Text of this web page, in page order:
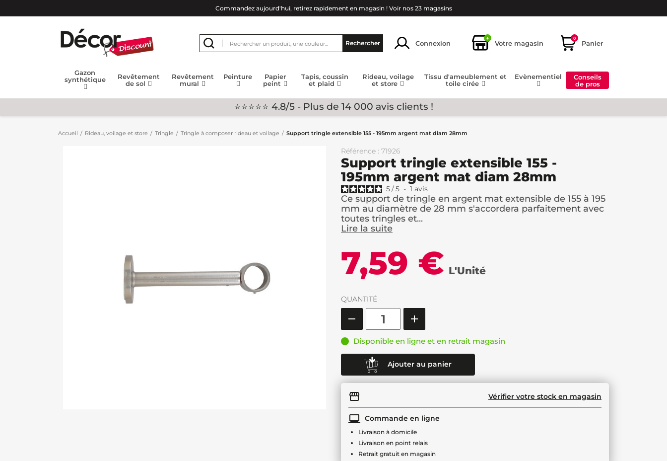
Commandez aujourd'hui, retirez rapidement en magasin ! Voir nos 23 magasins
Rechercher Connexion
+
Votre magasin
0
Panier
Gazon
synthétique
Revêtement
de sol
Revêtement
mural
Peinture
Papier
peint
Tapis, coussin
et plaid
Rideau, voilage
et store
Tissu d'ameublement et
toile cirée
Evènementiel
Conseils
de pros
⭐⭐⭐⭐⭐ 4.8/5 - Plus de 14 000 avis clients !
Accueil Rideau, voilage et store Tringle Tringle à composer rideau et voilage Support tringle extensible 155 - 195mm argent mat diam 28mm
Référence : 71926
Support tringle extensible 155 -
195mm argent mat diam 28mm
5/5 - 1 avis
Ce support de tringle en argent mat extensible de 155 à 195
mm au diamètre de 28 mm s'accordera parfaitement avec
toutes tringles et...
Lire la suite
7,59 € L'Unité
QUANTITÉ
Disponible en ligne et en retrait magasin
Ajouter au panier
Vérifier votre stock en magasin
Commande en ligne
Livraison à domicile
Livraison en point relais
Retrait gratuit en magasin